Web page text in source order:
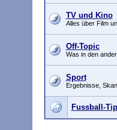
TV und Kino
Alles über Film
Off-Topic
Was in den
Sport
Ergebnisse,
Fussball-